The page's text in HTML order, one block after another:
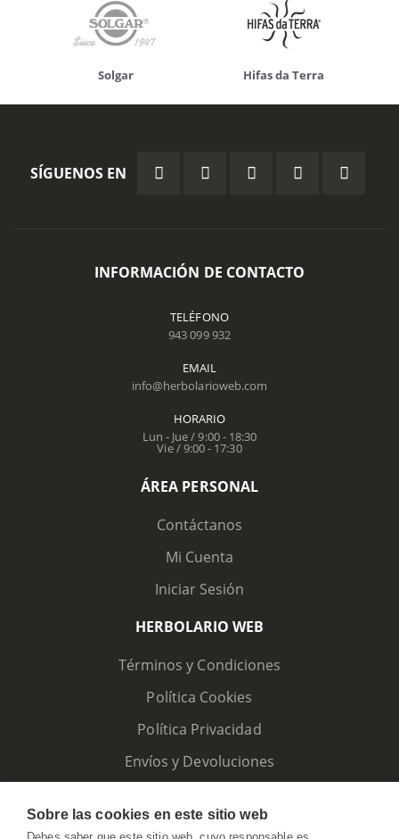
Solgar Hifas da Terra
SÍGUENOS EN
INFORMACIÓN DE CONTACTO
TELÉFONO
943 099 932
EMAIL
info@herbolarioweb.com
HORARIO
Lun - Jue / 9:00 - 18:30
Vie / 9:00 - 17:30
ÁREA PERSONAL
Contáctanos
Mi Cuenta
Iniciar Sesión
HERBOLARIO WEB
Términos y Condiciones
Política Cookies
Política Privacidad
Envíos y Devoluciones
Sobre las cookies en este sitio web